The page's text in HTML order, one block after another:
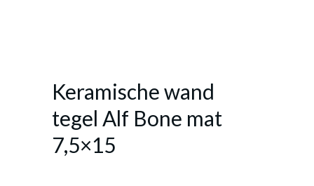
Keramische wand
tegel Alf Bone mat
7,5×15